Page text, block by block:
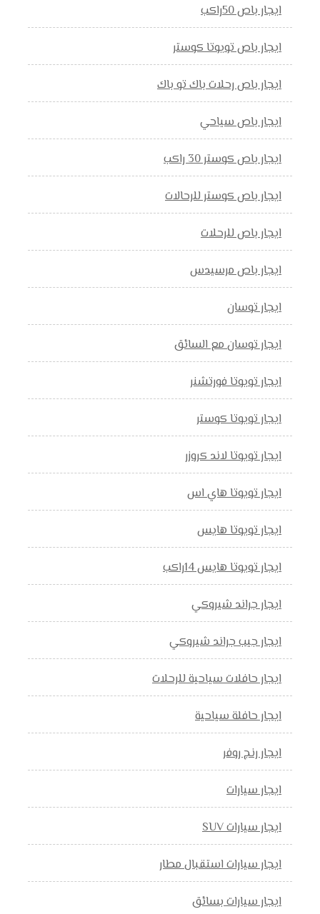
ايجار باص 50راكب
ايجار باص تويوتا كوستر
ايجار باص رحلات باك تو باك
ايجار باص سياحي
ايجار باص كوستر 30 راكب
ايجار باص كوستر للرحالات
ايجار باص للرحلات
ايجار باص مرسيدس
ايجار توسان
ايجار توسان مع السائق
ايجار تويوتا فورتشنر
ايجار تويوتا كوستر
ايجار تويوتا لاند كروزر
ايجار تويوتا هاي اس
ايجار تويوتا هايس
ايجار تويوتا هايس 14راكب
ايجار جراند شيروكي
ايجار جيب جراند شيروكي
ايجار حافلات سياحية للرحلات
ايجار حافلة سياحية
ايجار رنج روفر
ايجار سيارات
ايجار سيارات SUV
ايجار سيارات استقبال مطار
ايجار سيارات بسائق